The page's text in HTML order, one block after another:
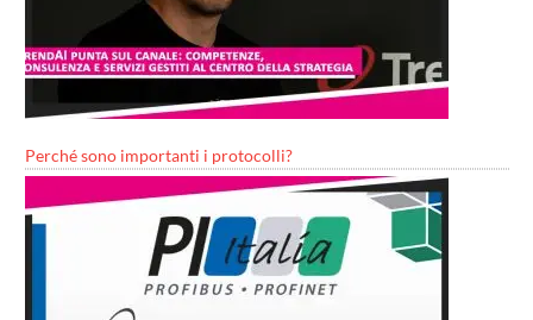
Perché sono importanti i protocolli?